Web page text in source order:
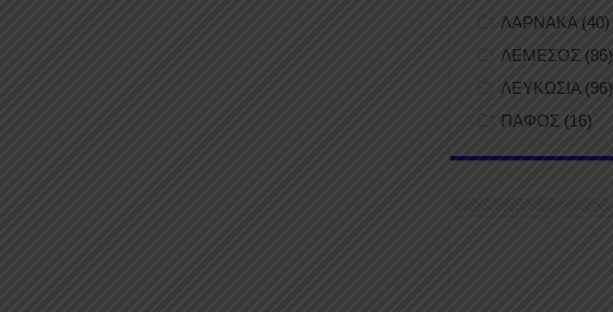
ΛΑΡΝΑΚΑ (40)
ΛΕΜΕΣΟΣ (86)
ΛΕΥΚΩΣΙΑ(96)
ΠΑΦΟΣ (16)